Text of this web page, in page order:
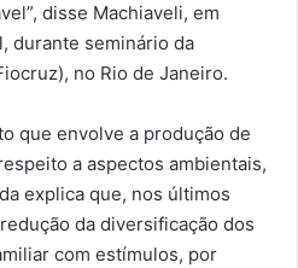
disse Machiaveli, em
durante seminário da
no Rio de Janeiro.
que envolve a produção de
a aspectos ambientais,
explica que, nos últimos
da diversificação dos
com estímulos, por